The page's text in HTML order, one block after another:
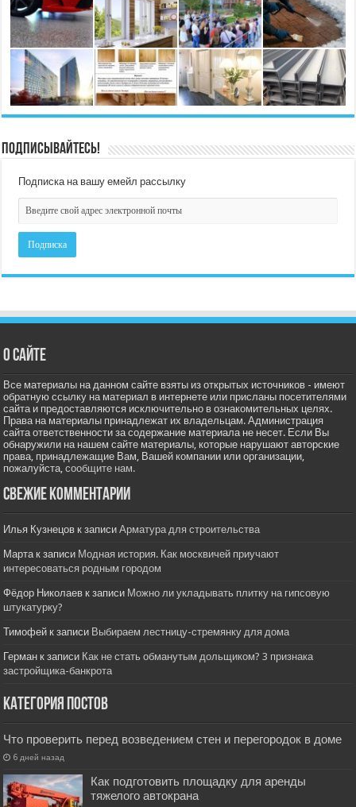
Подписывайтесь!
Подписка на вашу емейл рассылку
О сайте
Все материалы на данном сайте взяты из открытых источников - имеют
обратную ссылку на материал в интернете или присланы посетителями
сайта и предоставляются исключительно в ознакомительных целях.
Права на материалы принадлежат их владельцам. Администрация
сайта ответственности за содержание материала не несет. Если Вы
обнаружили на нашем сайте материалы, которые нарушают авторские
права, принадлежащие Вам, Вашей компании или организации,
пожалуйста,сообщите нам.
Свежие комментарии
Илья Кузнецов к записиАрматура для строительства
Марта к записи Модная история. Как москвичей приучают
интересоваться родным городом
Фёдор Николаев к записи Можно ли укладывать плитку на гипсовую
штукатурку?
Тимофей к записи Выбираем лестницу-стремянку для дома
Герман к записи Как не стать обманутым дольщиком? 3 признака
застройщика-банкрота
Категория постов
Что проверить перед возведением стен и перегородок в доме
6 дней назад
Как подготовить площадку для аренды
тяжелого автокрана